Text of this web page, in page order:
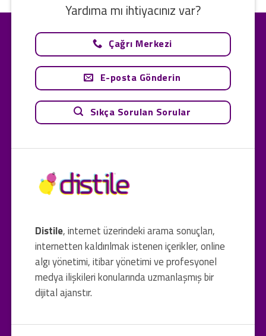
Distile, internet üzerindeki arama sonuçları,
internetten kaldırılmak istenen içerikler, online
algı yönetimi, itibar yönetimi ve profesyonel
medya ilişkileri konularında uzmanlaşmış bir
dijital ajanstır.
Yardıma mı ihtiyacınız var?
Çağrı Merkezi
E-posta Gönderin
Sıkça Sorulan Sorular